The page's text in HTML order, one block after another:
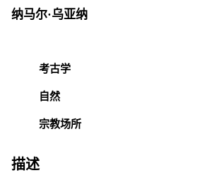
纳马尔·乌亚纳
考古学
自然
宗教场所
描述